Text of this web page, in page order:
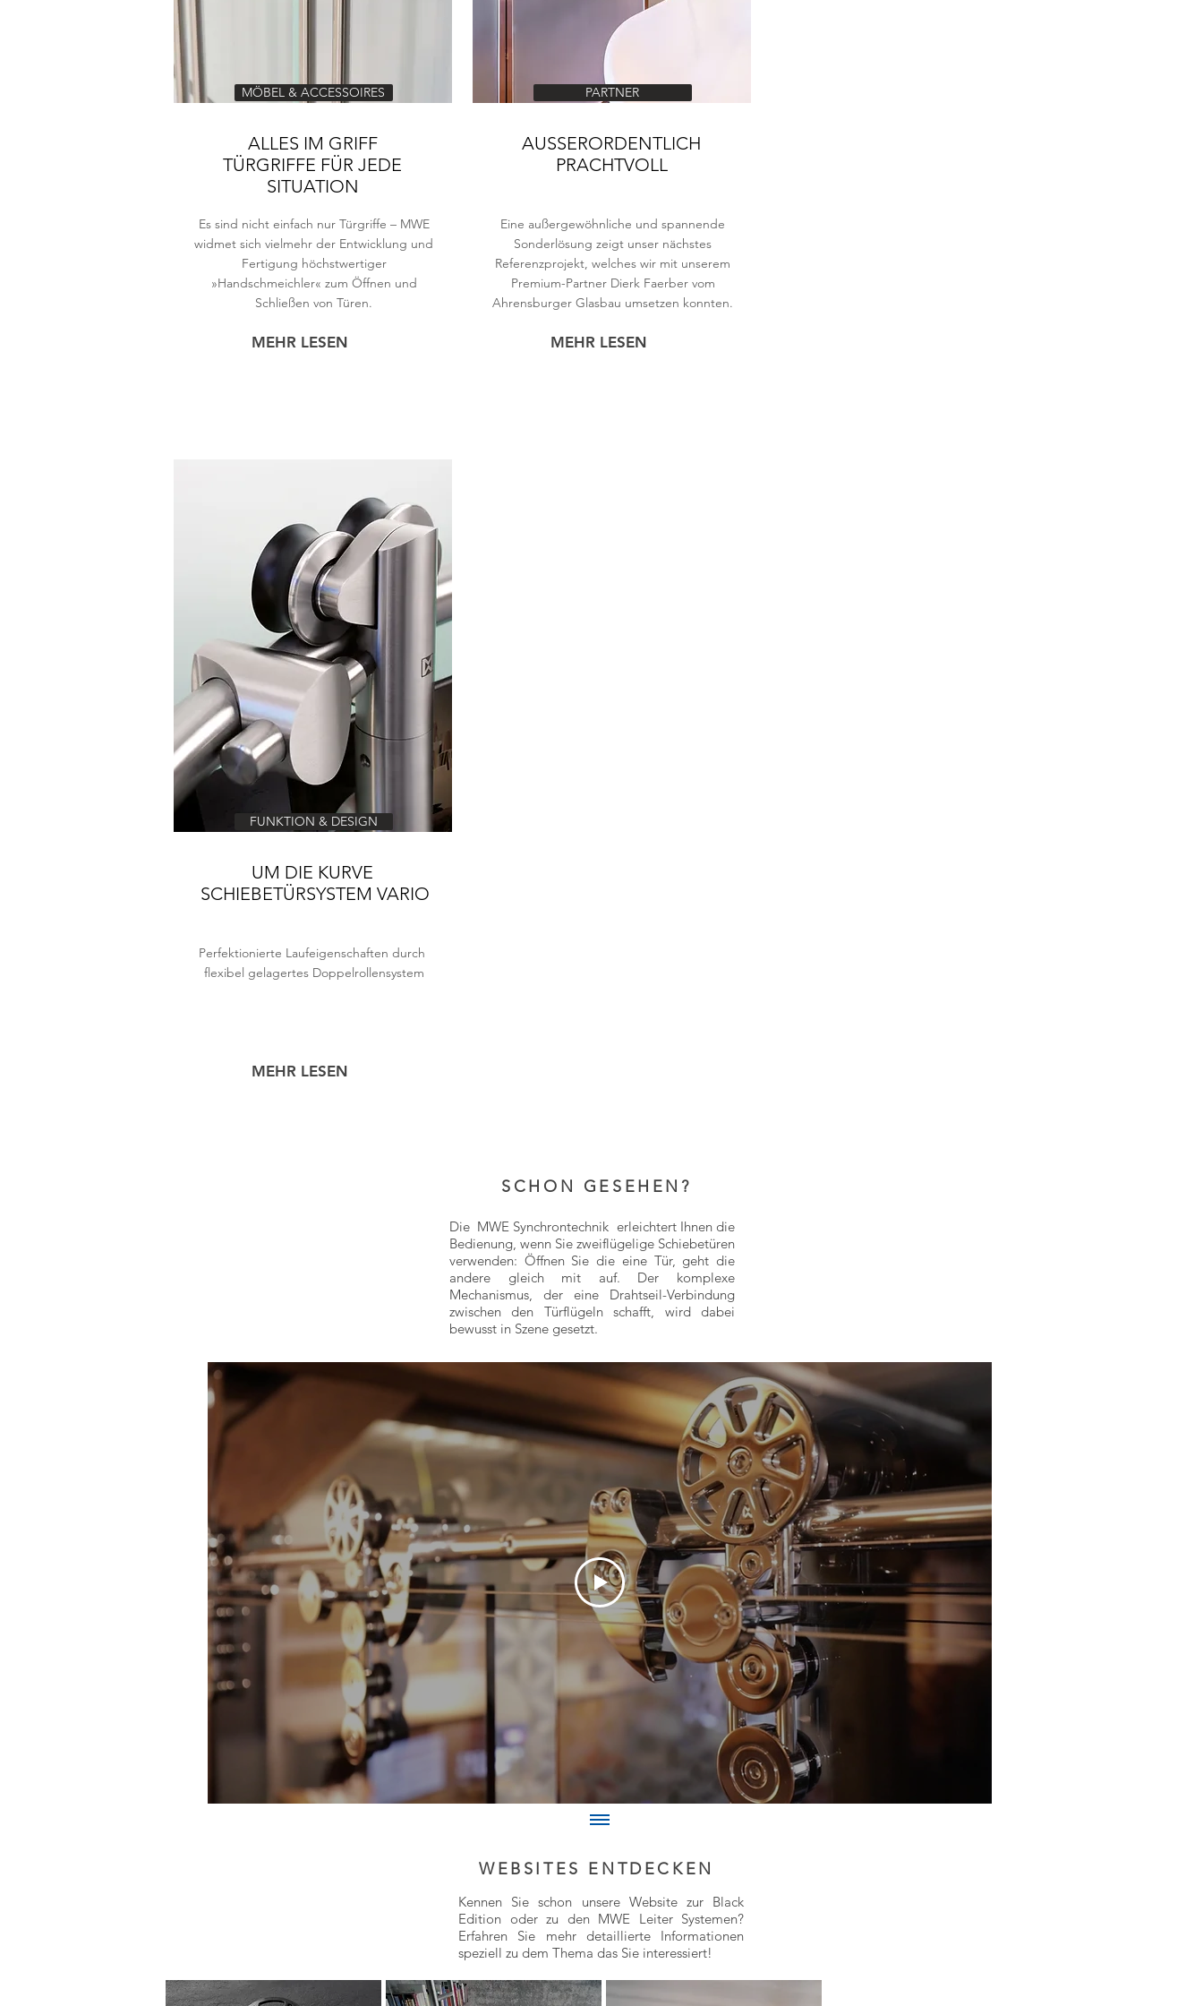
MÖBEL & ACCESSOIRES
ALLES IM GRIFF​
TÜRGRIFFE FÜR JEDE
SITUATION
Es sind nicht einfach nur Türgriffe – MWE
widmet sich vielmehr der Entwicklung und
Fertigung höchstwertiger
»Handschmeichler« zum Öffnen und
Schließen von Türen.
MEHR LESEN
PARTNER
AUSSERORDENTLICH
PRACHTVOLL
Eine außergewöhnliche und spannende
Sonderlösung zeigt unser nächstes
Referenzprojekt, welches wir mit unserem
Premium-Partner Dierk Faerber vom
Ahrensburger Glasbau umsetzen konnten.
MEHR LESEN
FUNKTION & DESIGN
UM DIE KURVE
SCHIEBETÜRSYSTEM VARIO
Perfektionierte Laufeigenschaften durch
flexibel gelagertes Doppelrollensystem
MEHR LESEN
SCHON GESEHEN?
Die MWE Synchrontechnik erleichtert Ihnen die
Bedienung, wenn Sie zweiflügelige Schiebetüren
verwenden: Öffnen Sie die eine Tür, geht die
andere gleich mit auf. Der komplexe
Mechanismus, der eine Drahtseil-Verbindung
zwischen den Türflügeln schafft, wird dabei
bewusst in Szene gesetzt.
WEBSITES ENTDECKEN
Kennen Sie schon unsere Website zur Black
Edition oder zu den MWE Leiter Systemen?
Erfahren Sie mehr detaillierte Informationen
speziell zu dem Thema das Sie interessiert!